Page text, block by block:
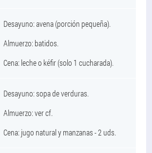
Desayuno: avena (porción pequeña).
Almuerzo: batidos.
Cena: leche o kéfir (solo 1 cucharada).
Desayuno: sopa de verduras.
Almuerzo: ver cf.
Cena: jugo natural y manzanas - 2 uds.